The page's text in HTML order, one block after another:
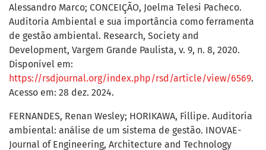
Alessandro Marco; CONCEIÇÃO, Joelma Telesi Pacheco.
Auditoria Ambiental e sua importância como ferramenta
de gestão ambiental. Research, Society and
Development, Vargem Grande Paulista, v. 9, n. 8, 2020.
Disponível em:
https://rsdjournal.org/index.php/rsd/article/view/6569.
Acesso em: 28 dez. 2024.
FERNANDES, Renan Wesley; HORIKAWA, Fillipe. Auditoria
ambiental: análise de um sistema de gestão. INOVAE-
Journal of Engineering, Architecture and Technology